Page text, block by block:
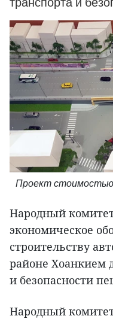
Проект
Народный
экономическое
строительству
районе Хоанкием
и безопасности
Народный